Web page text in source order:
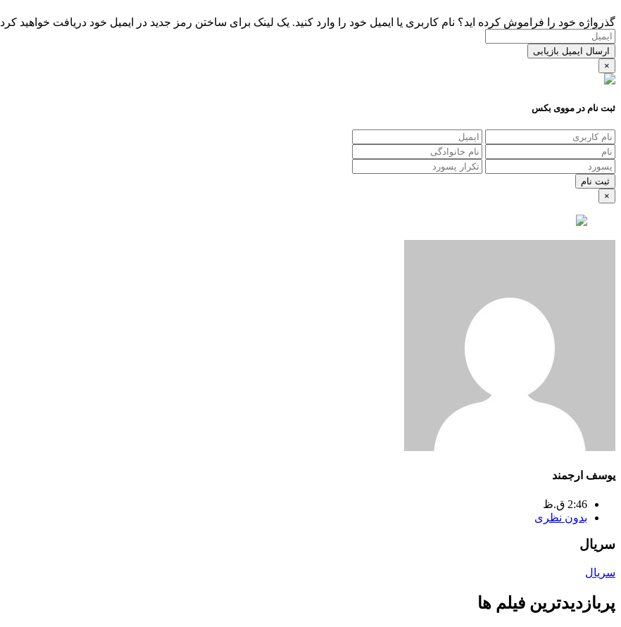
گذرواژه خود را فراموش کرده اید؟ نام کاربری یا ایمیل خود را وارد کنید. یک لینک برای ساختن رمز جدید در ایمیل خود دریافت خواهید کرد
ارسال ایمیل بازیابی
×
ثبت نام در مووی بکس
×
یوسف ارجمند
2:46 ق.ظ
بدون نظری
سریال
سریال
پربازدیدترین فیلم ها